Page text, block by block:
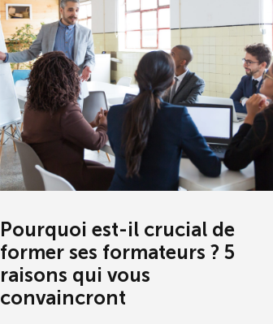
Pourquoi est-il crucial de
former ses formateurs ? 5
raisons qui vous
convaincront